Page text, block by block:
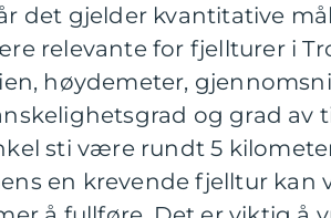
det gjelder kvantitative
relevante for fjellturer i
høydemeter,
og grad av
sti være rundt 5
en krevende fjelltur kan